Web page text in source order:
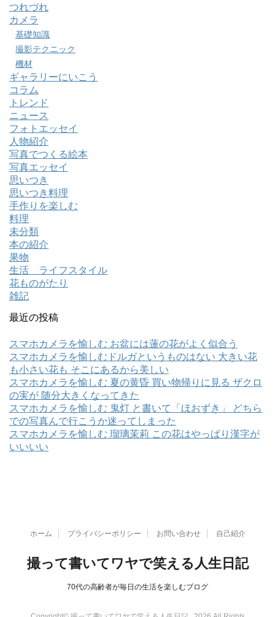
つれづれ
カメラ
基礎知識
撮影テクニック
機材
ギャラリーにいこう
コラム
トレンド
ニュース
フォトエッセイ
人物紹介
写真でつくる絵本
写真エッセイ
思いつき
思いつき料理
手作りを楽しむ
料理
未分類
本の紹介
果物
生活 ライフスタイル
花ものがたり
雑記
最近の投稿
スマホカメラを愉しむ お盆には蓮の花がよく似合う
スマホカメラを愉しむドルガというものはない 大きい花
も小さい花も そこにあるから美しい
スマホカメラを愉しむ 夏の黄昏 買い物帰りに見る ザクロ
の実が 随分大きくなってきた
スマホカメラを愉しむ 鬼灯 と書いて「ほおずき」 どちら
での写真んで行こうか迷ってしまった
スマホカメラを愉しむ 瑠璃茉莉 この花はやっぱり漢字が
いいいい
ホーム プライバシーポリシー お問い合わせ 自己紹介
撮って書いてワヤで笑える人生日記
70代の高齢者が毎日の生活を楽しむブログ